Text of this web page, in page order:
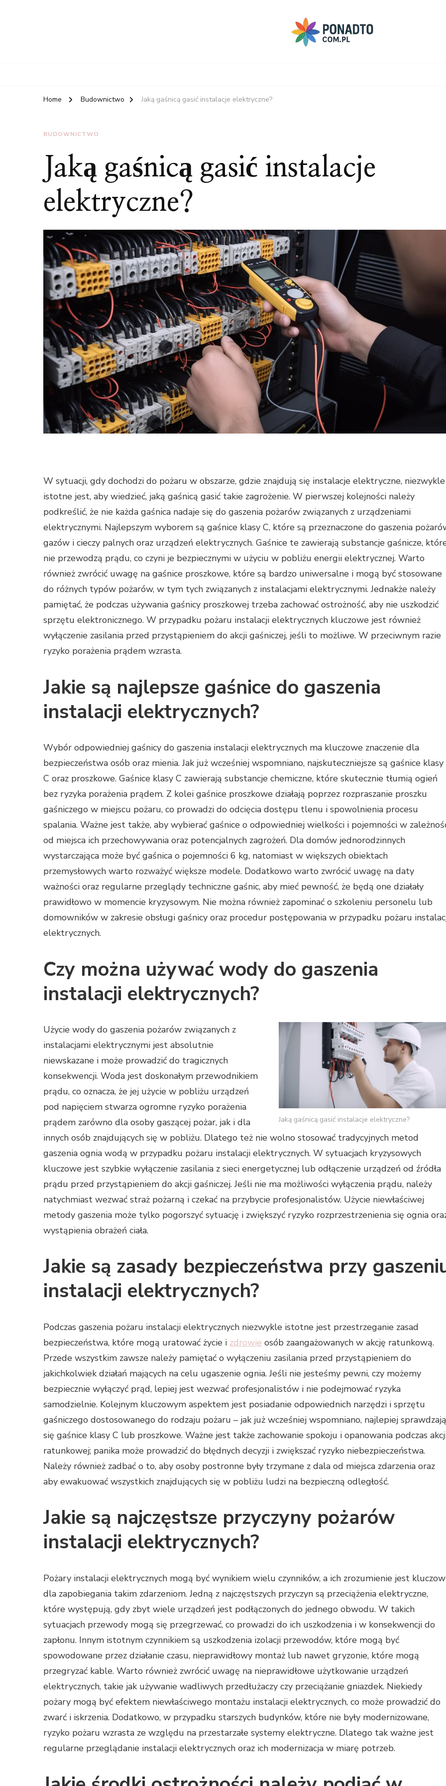
Home Budownictwo Jaką gaśnicą gasić instalacje elektryczne?
BUDOWNICTWO
Jaką gaśnicą gasić instalacje
elektryczne?
W sytuacji, gdy dochodzi do pożaru w obszarze, gdzie znajdują się instalacje elektryczne, niezwykle
istotne jest, aby wiedzieć, jaką gaśnicą gasić takie zagrożenie. W pierwszej kolejności należy
podkreślić, że nie każda gaśnica nadaje się do gaszenia pożarów związanych z urządzeniami
elektrycznymi. Najlepszym wyborem są gaśnice klasy C, które są przeznaczone do gaszenia
gazów i cieczy palnych oraz urządzeń elektrycznych. Gaśnice te zawierają substancje gaśnicze,
nie przewodzą prądu, co czyni je bezpiecznymi w użyciu w pobliżu energii elektrycznej. Warto
również zwrócić uwagę na gaśnice proszkowe, które są bardzo uniwersalne i mogą być stosowane
do różnych typów pożarów, w tym tych związanych z instalacjami elektrycznymi. Jednakże należy
pamiętać, że podczas używania gaśnicy proszkowej trzeba zachować ostrożność, aby nie uszkodzić
sprzętu elektronicznego. W przypadku pożaru instalacji elektrycznych kluczowe jest również
wyłączenie zasilania przed przystąpieniem do akcji gaśniczej, jeśli to możliwe. W przeciwnym razie
ryzyko porażenia prądem wzrasta.
Jakie są najlepsze gaśnice do gaszenia
instalacji elektrycznych?
Wybór odpowiedniej gaśnicy do gaszenia instalacji elektrycznych ma kluczowe znaczenie dla
bezpieczeństwa osób oraz mienia. Jak już wcześniej wspomniano, najskuteczniejsze są gaśnice klasy
C oraz proszkowe. Gaśnice klasy C zawierają substancje chemiczne, które skutecznie tłumią ogień
bez ryzyka porażenia prądem. Z kolei gaśnice proszkowe działają poprzez rozpraszanie proszku
gaśniczego w miejscu pożaru, co prowadzi do odcięcia dostępu tlenu i spowolnienia procesu
spalania. Ważne jest także, aby wybierać gaśnice o odpowiedniej wielkości i pojemności w
od miejsca ich przechowywania oraz potencjalnych zagrożeń. Dla domów jednorodzinnych
wystarczająca może być gaśnica o pojemności 6 kg, natomiast w większych obiektach
przemysłowych warto rozważyć większe modele. Dodatkowo warto zwrócić uwagę na daty
ważności oraz regularne przeglądy techniczne gaśnic, aby mieć pewność, że będą one działały
prawidłowo w momencie kryzysowym. Nie można również zapominać o szkoleniu personelu lub
domowników w zakresie obsługi gaśnicy oraz procedur postępowania w przypadku pożaru
elektrycznych.
Czy można używać wody do gaszenia
instalacji elektrycznych?
Jaką gaśnicą gasić instalacje elektryczne?
Użycie wody do gaszenia pożarów związanych z
instalacjami elektrycznymi jest absolutnie
niewskazane i może prowadzić do tragicznych
konsekwencji. Woda jest doskonałym przewodnikiem
prądu, co oznacza, że jej użycie w pobliżu urządzeń
pod napięciem stwarza ogromne ryzyko porażenia
prądem zarówno dla osoby gaszącej pożar, jak i dla
innych osób znajdujących się w pobliżu. Dlatego też nie wolno stosować tradycyjnych metod
gaszenia ognia wodą w przypadku pożaru instalacji elektrycznych. W sytuacjach kryzysowych
kluczowe jest szybkie wyłączenie zasilania z sieci energetycznej lub odłączenie urządzeń od źródła
prądu przed przystąpieniem do akcji gaśniczej. Jeśli nie ma możliwości wyłączenia prądu, należy
natychmiast wezwać straż pożarną i czekać na przybycie profesjonalistów. Użycie niewłaściwej
metody gaszenia może tylko pogorszyć sytuację i zwiększyć ryzyko rozprzestrzenienia się ognia
wystąpienia obrażeń ciała.
Jakie są zasady bezpieczeństwa przy
instalacji elektrycznych?
Podczas gaszenia pożaru instalacji elektrycznych niezwykle istotne jest przestrzeganie zasad
bezpieczeństwa, które mogą uratować życie i zdrowie osób zaangażowanych w akcję ratunkową.
Przede wszystkim zawsze należy pamiętać o wyłączeniu zasilania przed przystąpieniem do
jakichkolwiek działań mających na celu ugaszenie ognia. Jeśli nie jesteśmy pewni, czy możemy
bezpiecznie wyłączyć prąd, lepiej jest wezwać profesjonalistów i nie podejmować ryzyka
samodzielnie. Kolejnym kluczowym aspektem jest posiadanie odpowiednich narzędzi i sprzętu
gaśniczego dostosowanego do rodzaju pożaru – jak już wcześniej wspomniano, najlepiej sprawdzają
się gaśnice klasy C lub proszkowe. Ważne jest także zachowanie spokoju i opanowania podczas
ratunkowej; panika może prowadzić do błędnych decyzji i zwiększać ryzyko niebezpieczeństwa.
Należy również zadbać o to, aby osoby postronne były trzymane z dala od miejsca zdarzenia oraz
aby ewakuować wszystkich znajdujących się w pobliżu ludzi na bezpieczną odległość.
Jakie są najczęstsze przyczyny pożarów
instalacji elektrycznych?
Pożary instalacji elektrycznych mogą być wynikiem wielu czynników, a ich zrozumienie jest
dla zapobiegania takim zdarzeniom. Jedną z najczęstszych przyczyn są przeciążenia elektryczne,
które występują, gdy zbyt wiele urządzeń jest podłączonych do jednego obwodu. W takich
sytuacjach przewody mogą się przegrzewać, co prowadzi do ich uszkodzenia i w konsekwencji do
zapłonu. Innym istotnym czynnikiem są uszkodzenia izolacji przewodów, które mogą być
spowodowane przez działanie czasu, nieprawidłowy montaż lub nawet gryzonie, które mogą
przegryzać kable. Warto również zwrócić uwagę na nieprawidłowe użytkowanie urządzeń
elektrycznych, takie jak używanie wadliwych przedłużaczy czy przeciążanie gniazdek. Niekiedy
pożary mogą być efektem niewłaściwego montażu instalacji elektrycznych, co może prowadzić do
zwarć i iskrzenia. Dodatkowo, w przypadku starszych budynków, które nie były modernizowane,
ryzyko pożaru wzrasta ze względu na przestarzałe systemy elektryczne. Dlatego tak ważne jest
regularne przeglądanie instalacji elektrycznych oraz ich modernizacja w miarę potrzeb.